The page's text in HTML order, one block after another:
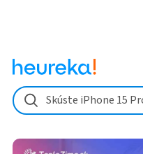
Skúste iPhone 15